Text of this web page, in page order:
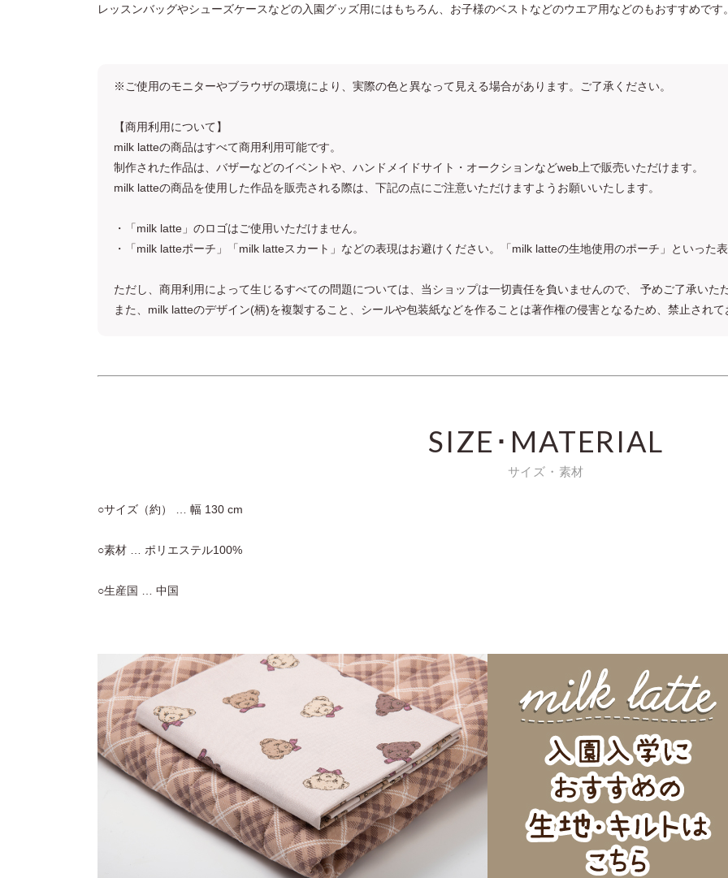
レッスンバッグやシューズケースなどの入園グッズ用にはもちろん、お子様のベストなどのウエア用などのもおすすめです。
※ご使用のモニターやブラウザの環境により、実際の色と異なって見える場合があります。ご了承ください。
【商用利用について】
milk latteの商品はすべて商用利用可能です。
制作された作品は、バザーなどのイベントや、ハンドメイドサイト・オークションなどweb上で販売いただけます。
milk latteの商品を使用した作品を販売される際は、下記の点にご注意いただけますようお願いいたします。
・「milk latte」のロゴはご使用いただけません。
・「milk latteポーチ」「milk latteスカート」などの表現はお避けください。「milk latteの生地使用のポーチ」といった
ただし、商用利用によって生じるすべての問題については、当ショップは一切責任を負いませんので、 予めご了承いた
また、milk latteのデザイン(柄)を複製すること、シールや包装紙などを作ることは著作権の侵害となるため、禁止されて
SIZE･MATERIAL
サイズ・素材
○サイズ（約） … 幅 130 cm
○素材 … ポリエステル100%
○生産国 … 中国